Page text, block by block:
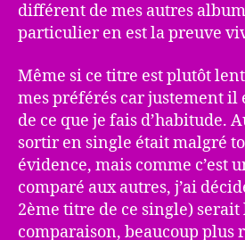
différent de mes autres
particulier en est la preuve
Même si ce titre est plutôt
mes préférés car justement il
de ce que je fais d’habitude.
sortir en single était malgré
évidence, mais comme c’est
comparé aux autres, j’ai
2ème titre de ce single)
comparaison, beaucoup plus